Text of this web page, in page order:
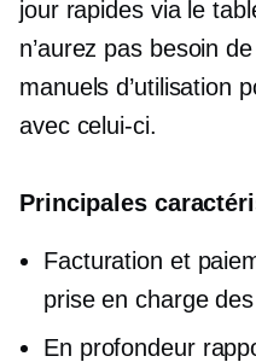
jour rapides via le
n’aurez pas besoin
manuels d’utilisation
avec celui-ci.
Principales
Facturation et
prise en charge
En profondeur